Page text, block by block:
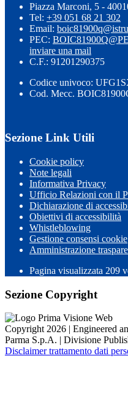
Piazza Marconi, 5 -
Tel: +39 051 68 21 302
Email:
PEC:
inviare una mail
C.F.: 91201290375
Codice univoco:
Cod. Mecc.
Sezione Link Utili
Cookie policy
Note legali
Informativa Privacy
Ufficio Relazioni con il
Dichiarazione di
Obiettivi di accessibilità
Whistleblowing
Gestione consensi cookie
Amministrazione
Pagina visualizzata 209
Sezione Copyright
Copyright 2026 | Engineered
Parma S.p.A. | Divisione
Disclaimer trattamento dati